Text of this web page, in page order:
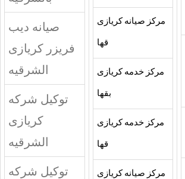
مركز صيانه كريازى
قها
مركز خدمه كريازى
بقها
مركز خدمه كريازى
قها
مركز صيانه كريازى
صيانه ديب
فريزر كريازى
الشرقيه
توكيل شركه
كريازى
الشرقيه
توكيل شركه